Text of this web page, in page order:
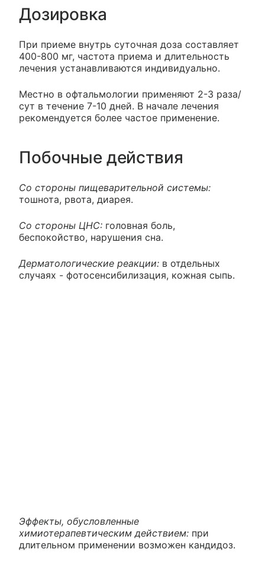
Дозировка
При приеме внутрь суточная доза составляет
400-800 мг, частота приема и длительность
лечения устанавливаются индивидуально.
Местно в офтальмологии применяют 2-3 раза/
сут в течение 7-10 дней. В начале лечения
рекомендуется более частое применение.
Побочные действия
Со стороны пищеварительной системы:
тошнота, рвота, диарея.
Со стороны ЦНС: головная боль,
беспокойство, нарушения сна.
Дерматологические реакции: в отдельных
случаях - фотосенсибилизация, кожная сыпь.
Эффекты, обусловленные
химиотерапевтическим действием: при
длительном применении возможен кандидоз.